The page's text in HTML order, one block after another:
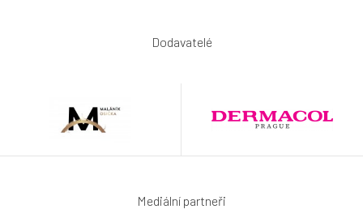
Dodavatelé
Mediální partneři